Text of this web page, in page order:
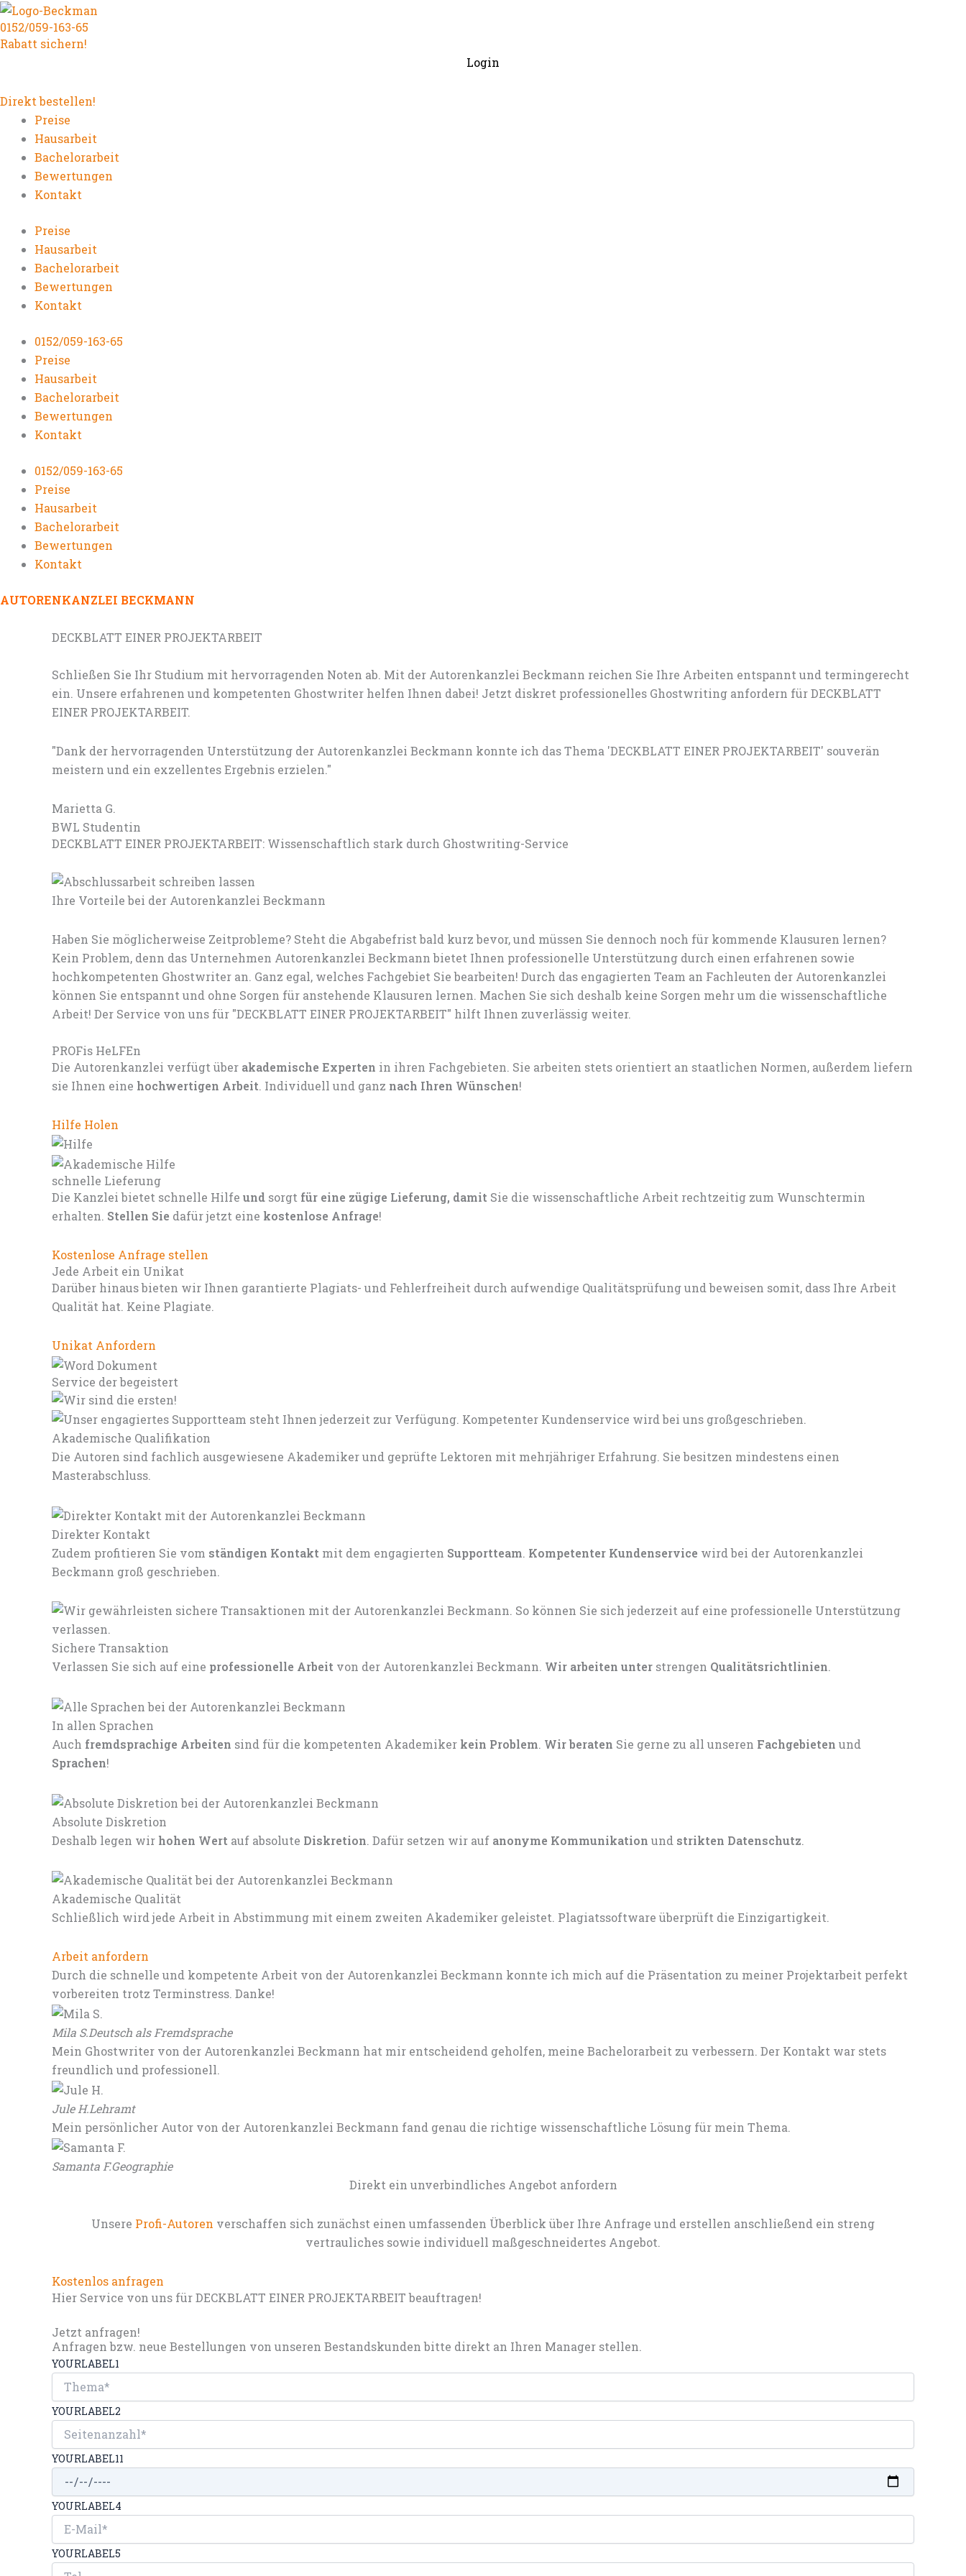
Zum
Inhalt
springen
0152/059-163-65
Rabatt sichern!
Login
Direkt bestellen!
Preise
Hausarbeit
Bachelorarbeit
Bewertungen
Kontakt
Preise
Hausarbeit
Bachelorarbeit
Bewertungen
Kontakt
0152/059-163-65
Preise
Hausarbeit
Bachelorarbeit
Bewertungen
Kontakt
0152/059-163-65
Preise
Hausarbeit
Bachelorarbeit
Bewertungen
Kontakt
AUTORENKANZLEI BECKMANN
DECKBLATT EINER PROJEKTARBEIT
Schließen Sie Ihr Studium mit hervorragenden Noten ab. Mit der Autorenkanzlei Beckmann reichen Sie Ihre Arbeiten entspannt und termingerecht
ein. Unsere erfahrenen und kompetenten Ghostwriter helfen Ihnen dabei! Jetzt diskret professionelles Ghostwriting anfordern für DECKBLATT
EINER PROJEKTARBEIT.
"Dank der hervorragenden Unterstützung der Autorenkanzlei Beckmann konnte ich das Thema 'DECKBLATT EINER PROJEKTARBEIT' souverän
meistern und ein exzellentes Ergebnis erzielen."
Marietta G.
BWL Studentin
DECKBLATT EINER PROJEKTARBEIT: Wissenschaftlich stark durch Ghostwriting-Service
Ihre Vorteile bei der Autorenkanzlei Beckmann
Haben Sie möglicherweise Zeitprobleme? Steht die Abgabefrist bald kurz bevor, und müssen Sie dennoch noch für kommende Klausuren lernen?
Kein Problem, denn das Unternehmen Autorenkanzlei Beckmann bietet Ihnen professionelle Unterstützung durch einen erfahrenen sowie
hochkompetenten Ghostwriter an. Ganz egal, welches Fachgebiet Sie bearbeiten! Durch das engagierten Team an Fachleuten der Autorenkanzlei
können Sie entspannt und ohne Sorgen für anstehende Klausuren lernen. Machen Sie sich deshalb keine Sorgen mehr um die wissenschaftliche
Arbeit! Der Service von uns für "DECKBLATT EINER PROJEKTARBEIT" hilft Ihnen zuverlässig weiter.
PROFis HeLFEn
Die Autorenkanzlei verfügt über akademische Experten in ihren Fachgebieten. Sie arbeiten stets orientiert an staatlichen Normen, außerdem liefern
sie Ihnen eine hochwertigen Arbeit. Individuell und ganz nach Ihren Wünschen!
Hilfe Holen
schnelle Lieferung
Die Kanzlei bietet schnelle Hilfe und sorgt für eine zügige Lieferung, damit Sie die wissenschaftliche Arbeit rechtzeitig zum Wunschtermin
erhalten. Stellen Sie dafür jetzt eine kostenlose Anfrage!
Kostenlose Anfrage stellen
Jede Arbeit ein Unikat
Darüber hinaus bieten wir Ihnen garantierte Plagiats- und Fehlerfreiheit durch aufwendige Qualitätsprüfung und beweisen somit, dass Ihre Arbeit
Qualität hat. Keine Plagiate.
Unikat Anfordern
Service der begeistert
Akademische Qualifikation
Die Autoren sind fachlich ausgewiesene Akademiker und geprüfte Lektoren mit mehrjähriger Erfahrung. Sie besitzen mindestens einen
Masterabschluss.
Direkter Kontakt
Zudem profitieren Sie vom ständigen Kontakt mit dem engagierten Supportteam. Kompetenter Kundenservice wird bei der Autorenkanzlei
Beckmann groß geschrieben.
Sichere Transaktion
Verlassen Sie sich auf eine professionelle Arbeit von der Autorenkanzlei Beckmann. Wir arbeiten unter strengen Qualitätsrichtlinien.
In allen Sprachen
Auch fremdsprachige Arbeiten sind für die kompetenten Akademiker kein Problem. Wir beraten Sie gerne zu all unseren Fachgebieten und
Sprachen!
Absolute Diskretion
Deshalb legen wir hohen Wert auf absolute Diskretion. Dafür setzen wir auf anonyme Kommunikation und strikten Datenschutz.
Akademische Qualität
Schließlich wird jede Arbeit in Abstimmung mit einem zweiten Akademiker geleistet. Plagiatssoftware überprüft die Einzigartigkeit.
Arbeit anfordern
Durch die schnelle und kompetente Arbeit von der Autorenkanzlei Beckmann konnte ich mich auf die Präsentation zu meiner Projektarbeit perfekt
vorbereiten trotz Terminstress. Danke!
Mila S.Deutsch als Fremdsprache
Mein Ghostwriter von der Autorenkanzlei Beckmann hat mir entscheidend geholfen, meine Bachelorarbeit zu verbessern. Der Kontakt war stets
freundlich und professionell.
Jule H.Lehramt
Mein persönlicher Autor von der Autorenkanzlei Beckmann fand genau die richtige wissenschaftliche Lösung für mein Thema.
Samanta F.Geographie
Direkt ein unverbindliches Angebot anfordern
Unsere Profi-Autoren verschaffen sich zunächst einen umfassenden Überblick über Ihre Anfrage und erstellen anschließend ein streng
vertrauliches sowie individuell maßgeschneidertes Angebot.
Kostenlos anfragen
Hier Service von uns für DECKBLATT EINER PROJEKTARBEIT beauftragen!
Jetzt anfragen!
Anfragen bzw. neue Bestellungen von unseren Bestandskunden bitte direkt an Ihren Manager stellen.
YOURLABEL1
YOURLABEL2
YOURLABEL11
YOURLABEL4
YOURLABEL5